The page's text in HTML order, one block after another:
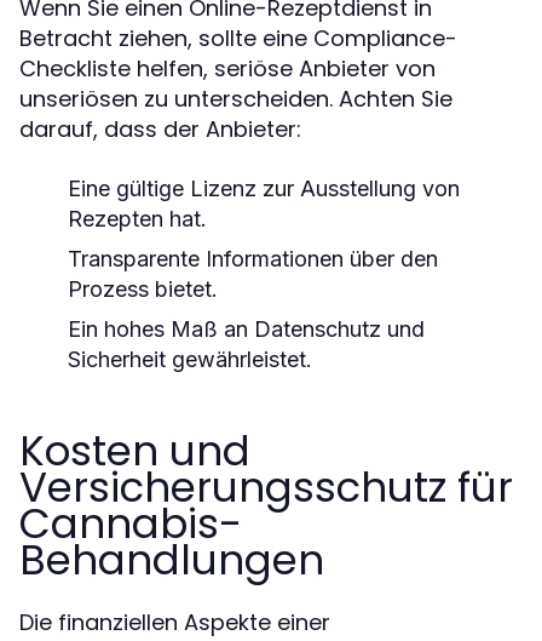
Wenn Sie einen Online-Rezeptdienst in
Betracht ziehen, sollte eine Compliance-
Checkliste helfen, seriöse Anbieter von
unseriösen zu unterscheiden. Achten Sie
darauf, dass der Anbieter:
Eine gültige Lizenz zur Ausstellung von
Rezepten hat.
Transparente Informationen über den
Prozess bietet.
Ein hohes Maß an Datenschutz und
Sicherheit gewährleistet.
Kosten und
Versicherungsschutz für
Cannabis-
Behandlungen
Die finanziellen Aspekte einer